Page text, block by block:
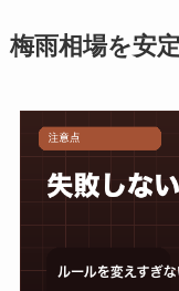
梅雨相場を安